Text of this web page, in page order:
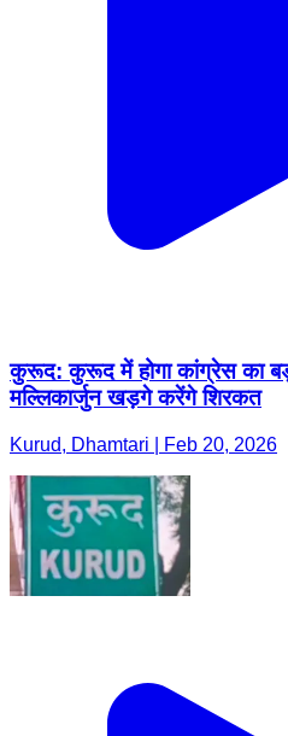
कुरूद: कुरूद में होगा कांग्रेस का
मल्लिकार्जुन खड़गे करेंगे शिरकत
Kurud, Dhamtari | Feb 20, 2026